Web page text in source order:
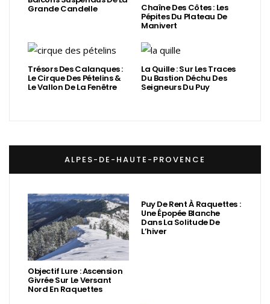
Grande Candelle Chaîne Des Côtes : Les
Pépites Du Plateau De
Manivert
Trésors Des Calanques :
Le Cirque Des Pételins &
Le Vallon De La Fenêtre
La Quille : Sur Les Traces
Du Bastion Déchu Des
Seigneurs Du Puy
ALPES-DE-HAUTE-PROVENCE
Objectif Lure : Ascension
Givrée Sur Le Versant
Nord En Raquettes
Puy De Rent À Raquettes :
Une Épopée Blanche
Dans La Solitude De
L’hiver